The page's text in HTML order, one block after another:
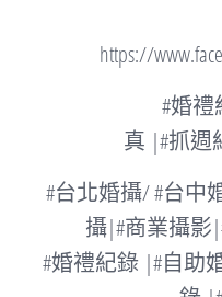
粉
https://
#婚禮
真 |#抓週
#台北婚攝/ #台中
攝|#商業攝影
#婚禮紀錄|#自助